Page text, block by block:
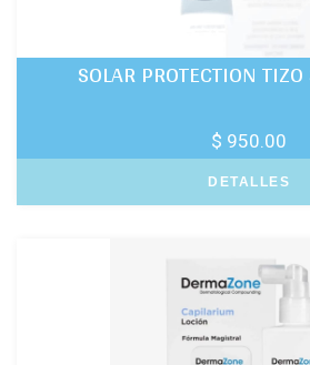
SOLAR PROTECTION
$ 950.00
DETALLES